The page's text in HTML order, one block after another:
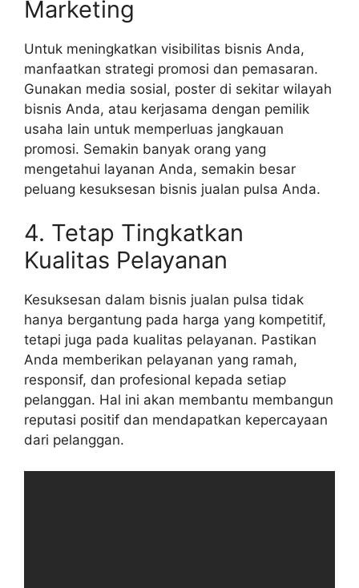
Marketing
Untuk meningkatkan visibilitas bisnis Anda,
manfaatkan strategi promosi dan pemasaran.
Gunakan media sosial, poster di sekitar wilayah
bisnis Anda, atau kerjasama dengan pemilik
usaha lain untuk memperluas jangkauan
promosi. Semakin banyak orang yang
mengetahui layanan Anda, semakin besar
peluang kesuksesan bisnis jualan pulsa Anda.
4. Tetap Tingkatkan
Kualitas Pelayanan
Kesuksesan dalam bisnis jualan pulsa tidak
hanya bergantung pada harga yang kompetitif,
tetapi juga pada kualitas pelayanan. Pastikan
Anda memberikan pelayanan yang ramah,
responsif, dan profesional kepada setiap
pelanggan. Hal ini akan membantu membangun
reputasi positif dan mendapatkan kepercayaan
dari pelanggan.